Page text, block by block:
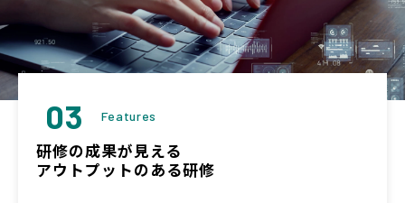
03 Features
研修の成果が見える
アウトプットのある研修